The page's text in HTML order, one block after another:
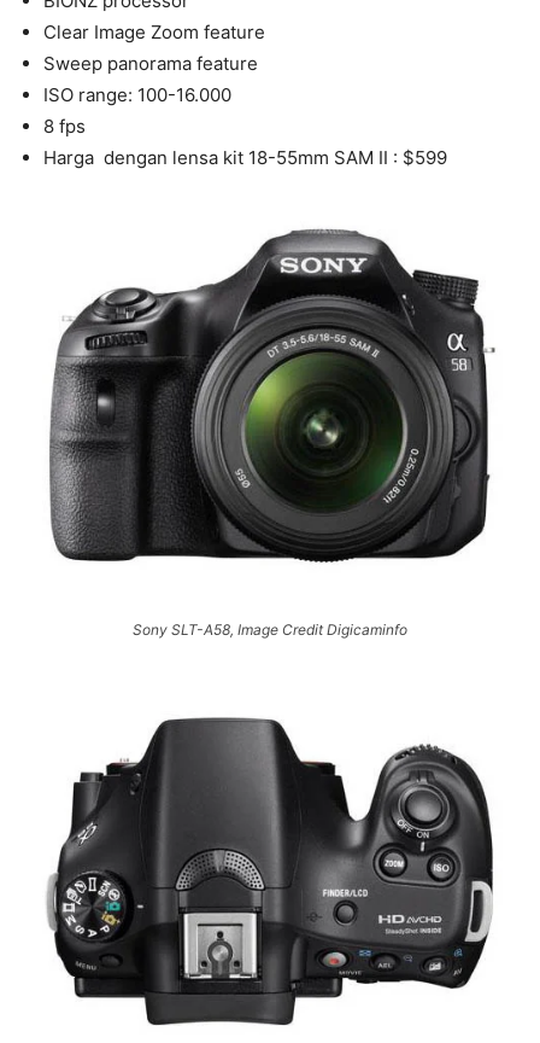
Clear Image Zoom feature
Sweep panorama feature
ISO range: 100-16.000
8 fps
Harga dengan lensa kit 18-55mm SAM II : $599
Sony SLT-A58, Image Credit Digicaminfo